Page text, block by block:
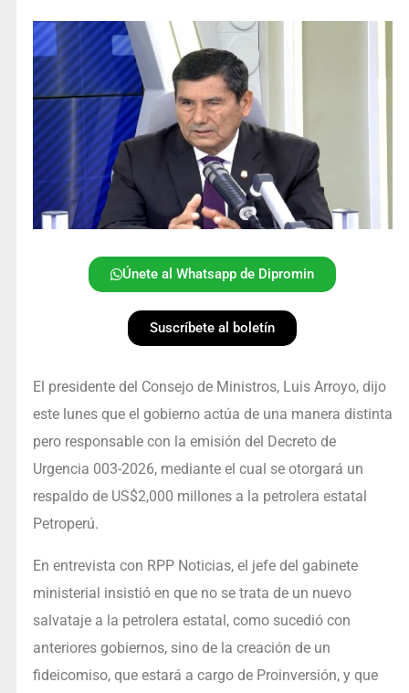
Únete al Whatsapp de Dipromin
Suscríbete al boletín
El presidente del Consejo de Ministros, Luis Arroyo, dijo
este lunes que el gobierno actúa de una manera distinta
pero responsable con la emisión del Decreto de
Urgencia 003-2026, mediante el cual se otorgará un
respaldo de US$2,000 millones a la petrolera estatal
Petroperú.
En entrevista con RPP Noticias, el jefe del gabinete
ministerial insistió en que no se trata de un nuevo
salvataje a la petrolera estatal, como sucedió con
anteriores gobiernos, sino de la creación de un
fideicomiso, que estará a cargo de Proinversión, y que